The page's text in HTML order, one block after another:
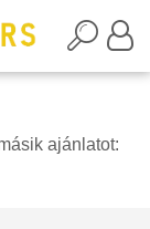
ajánlatot: